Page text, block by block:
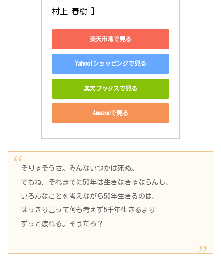
村上 春樹 ]
楽天市場で見る
Yahoo!ショッピングで見る
楽天ブックスで見る
Amazonで見る
そりゃそうさ。みんないつかは死ぬ。
でもね、それまでに50年は生きなきゃならんし、
いろんなことを考えながら50年生きるのは、
はっきり言って何も考えず5千年生きるより
ずっと疲れる。そうだろ？